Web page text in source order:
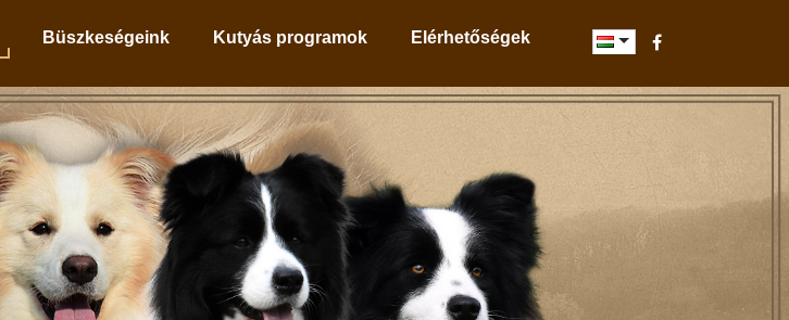
Büszkeségeink Kutyás programok Elérhetőségek